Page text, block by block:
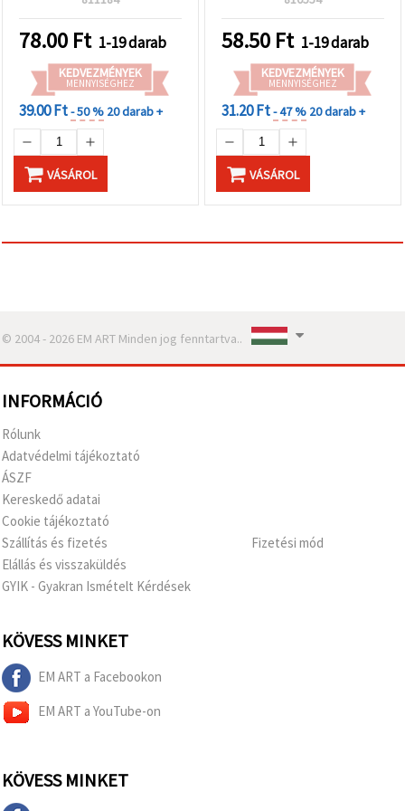
Fogadja
el
mindet
Beállítások
78.00 Ft 1-19 darab
KEDVEZMÉNYEK
MENNYISÉGHEZ
39.00 Ft- 50 % 20 darab +
VÁSÁROL
58.50 Ft 1-19 darab
KEDVEZMÉNYEK
MENNYISÉGHEZ
31.20 Ft- 47 % 20 darab +
VÁSÁROL
© 2004 - 2026 EM ART Minden jog fenntartva..
INFORMÁCIÓ
Rólunk
Adatvédelmi tájékoztató
ÁSZF
Kereskedő adatai
Cookie tájékoztató
Szállítás és fizetés
Elállás és visszaküldés
GYIK - Gyakran Ismételt Kérdések
Fizetési mód
KÖVESS MINKET
EM ART a Facebookon
EM ART a YouTube-on
KÖVESS MINKET